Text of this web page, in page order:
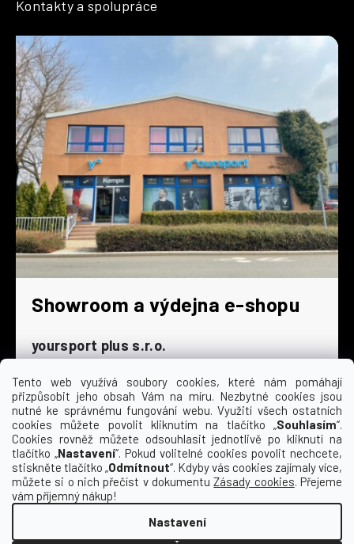
Tento web využívá soubory cookies, které nám pomáhají
přizpůsobit jeho obsah Vám na míru. Nezbytné cookies jsou
nutné ke správnému fungování webu. Využití všech ostatních
cookies můžete povolit kliknutím na tlačítko „Souhlasím“.
Cookies rovněž můžete odsouhlasit jednotlivě po kliknutí na
tlačítko „Nastavení“. Pokud volitelné cookies povolit nechcete,
stiskněte tlačítko „Odmítnout“. Kdyby vás cookies zajímaly více,
můžete si o nich přečíst v dokumentuZásady cookies. Přejeme
vám příjemný nákup!
Nastavení
Kontakty a spolupráce
Showroom a výdejna e-shopu
yoursport plus s.r.o.
Dyjská 845/4
196 00 Praha 9 - Čakovice
Po - Čt
9:00 - 16:30
Pá
9:00 - 15:30
So
zavřeno
Ne
zavřeno